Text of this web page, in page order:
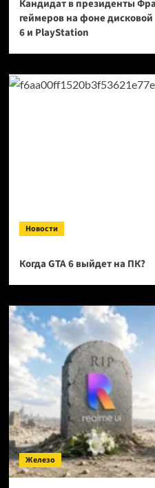
Кандидат в президенты
геймеров на фоне
6 и PlayStation
Новости
Когда GTA 6 выйдет на ПК?
Железо